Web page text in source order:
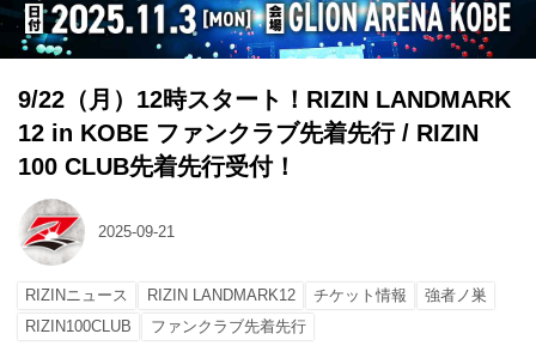
9/22（月）12時スタート！RIZIN LANDMARK
12 in KOBE ファンクラブ先着先行 / RIZIN
100 CLUB先着先行受付！
2025-09-21
RIZINニュース RIZIN LANDMARK12 チケット情報
強者ノ巣
RIZIN100CLUB
ファンクラブ先着先行